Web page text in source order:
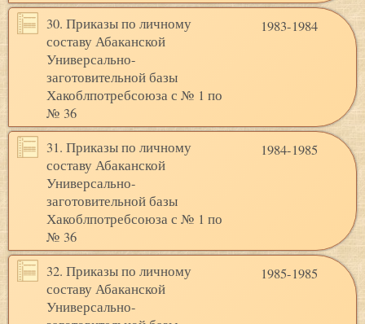
30. Приказы по личному
составу Абаканской
Универсально-
заготовительной базы
Хакоблпотребсоюза с № 1 по
№ 36
1983-1984
31. Приказы по личному
составу Абаканской
Универсально-
заготовительной базы
Хакоблпотребсоюза с № 1 по
№ 36
1984-1985
32. Приказы по личному
составу Абаканской
Универсально-
1985-1985